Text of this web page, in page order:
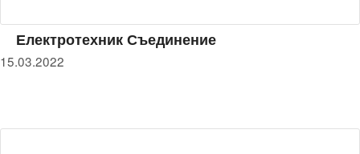
Електротехник Съединение
15.03.2022